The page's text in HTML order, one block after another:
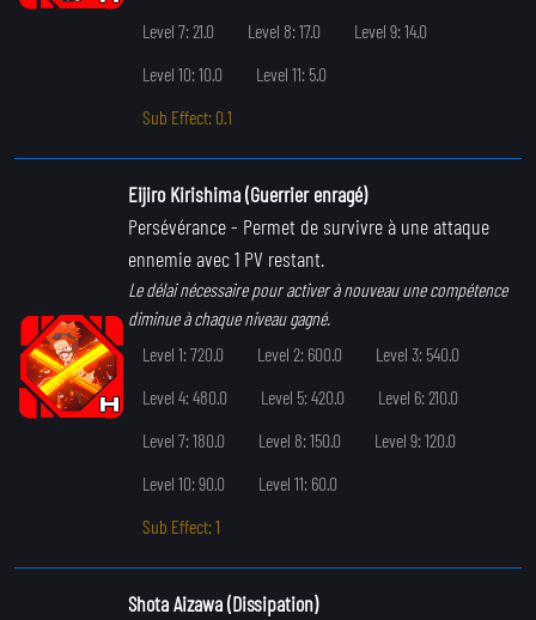
Level 7: 21.0
Level 8: 17.0
Level 9: 14.0
Level 10: 10.0
Level 11: 5.0
Sub Effect: 0.1
Eijiro Kirishima (Guerrier enragé)
Persévérance- Permet de survivre à une attaque
ennemie avec 1 PV restant.
Le délai nécessaire pour activer à nouveau une compétence
diminue à chaque niveau gagné.
Level 1: 720.0
Level 2: 600.0
Level 3: 540.0
Level 4: 480.0
Level 5: 420.0
Level 6: 210.0
Level 7: 180.0
Level 8: 150.0
Level 9: 120.0
Level 10: 90.0
Level 11: 60.0
Sub Effect: 1
Shota Aizawa (Dissipation)